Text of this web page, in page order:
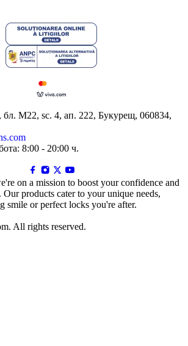
бл. M22, sc. 4, ап. 222, Букурещ, 060834,
8:00 - 20:00 ч.
on a mission to boost your confidence and
Our products cater to your unique needs,
smile or perfect locks you're after.
All rights reserved.